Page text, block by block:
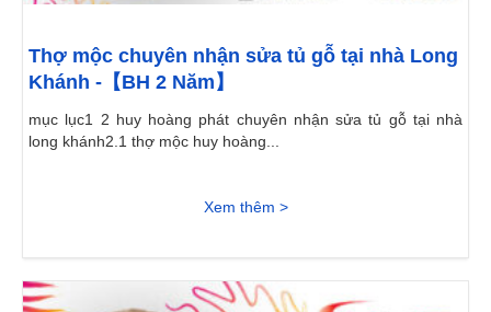
Thợ mộc chuyên nhận sửa tủ gỗ tại nhà Long
Khánh -【BH 2 Năm】
mục lục1 2 huy hoàng phát chuyên nhận sửa tủ gỗ tại nhà
long khánh2.1 thợ mộc huy hoàng...
Xem thêm >